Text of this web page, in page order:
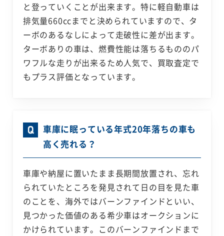
と登っていくことが出来ます。特に軽自動車は
排気量660ccまでと決められていますので、タ
ーボのあるなしによって走破性に差が出ます。
ターボありの車は、燃費性能は落ちるもののパ
ワフルな走りが出来るため人気で、買取査定で
もプラス評価となっています。
車庫に眠っている年式20年落ちの車も
高く売れる？
車庫や納屋に置いたまま長期間放置され、忘れ
られていたところを発見されて日の目を見た車
のことを、海外ではバーンファインドといい、
見つかった価値のある希少車はオークションに
かけられています。このバーンファインドまで